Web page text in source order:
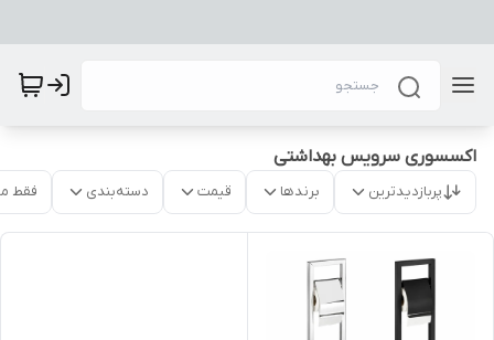
اکسسوری سرویس بهداشتی
پربازدیدترین برندها قیمت دسته‌بندی فقط